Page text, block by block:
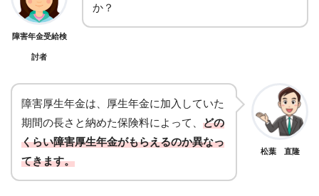
1上肢のおや指の用を廃したもの
身体の機能に、労働が制限を受けるか又は労働
に制限を必要とする程度の障害を残すもの
精神又は神経系統に、労働が制限を受けるか、
又は労働に制限を必要とする程度の障害を残す
もの
障害年金受給検
討者
か？
障害厚生年金は、厚生年金に加入していた
期間の長さと納めた保険料によって、 どの
くらい障害厚生年金がもらえるのか異なっ
てきます。
松葉 直隆